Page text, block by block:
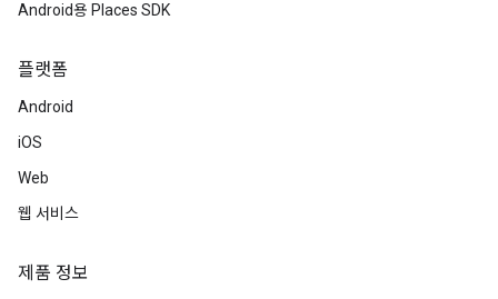
Android용 Places SDK
플랫폼
Android
iOS
Web
웹 서비스
제품 정보